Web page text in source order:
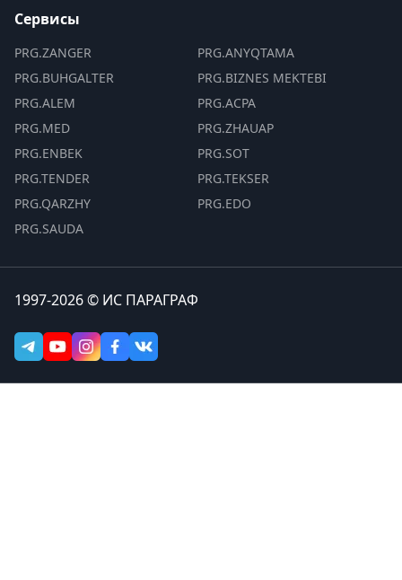
Сервисы
PRG.ZANGER
PRG.BUHGALTER
PRG.ALEM
PRG.MED
PRG.ENBEK
PRG.TENDER
PRG.QARZHY
PRG.SAUDA
PRG.ANYQTAMA
PRG.BIZNES MEKTEBI
PRG.ACPA
PRG.ZHAUAP
PRG.SOT
PRG.TEKSER
PRG.EDO
1997-2026 © ИС ПАРАГРАФ